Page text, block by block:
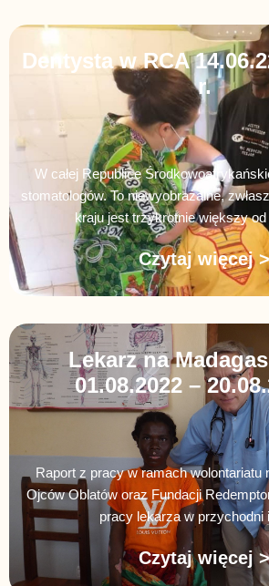
Dentysta w RCA
r.
W całej Republice
stomatologów. To niewyobrażalne,
kraju jest trzykrotnie większy
Czytaj więcej >
Lekarz na
01.08.2022 –
Raport z pracy w ramach wolontariatu
Ojców Oblatów oraz Fundacji
pracy lekarza w
Czytaj więcej >